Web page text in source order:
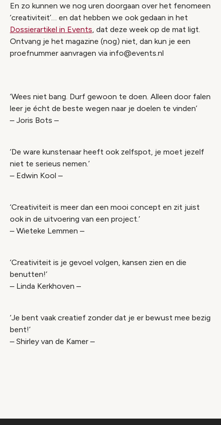
En zo kunnen we nog uren doorgaan over het fenomeen
‘creativiteit’… en dat hebben we ook gedaan in het
Dossierartikel in Events, dat deze week op de mat ligt.
Ontvang je het magazine (nog) niet, dan kun je een
proefnummer aanvragen via info@events.nl
‘Wees niet bang. Durf gewoon te doen. Alleen door falen
leer je écht de beste wegen naar je doelen te vinden’
– Joris Bots –
‘De ware kunstenaar heeft ook zelfspot, je moet jezelf
niet te serieus nemen.’
– Edwin Kool –
‘Creativiteit is meer dan een mooi concept en zit juist
ook in de uitvoering van een project.’
– Wieteke Lemmen –
‘Creativiteit is je gevoel volgen, kansen zien en die
benutten!’
– Linda Kerkhoven –
‘Je bent vaak creatief zonder dat je er bewust mee bezig
bent!’
– Shirley van de Kamer –